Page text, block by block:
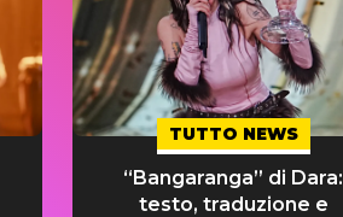
TUTTO NEWS
“Bangaranga” di Dara:
testo, traduzione e